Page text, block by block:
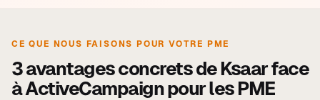
CE QUE NOUS FAISONS POUR VOTRE PME
3 avantages concrets de Ksaar face
à ActiveCampaign pour les PME